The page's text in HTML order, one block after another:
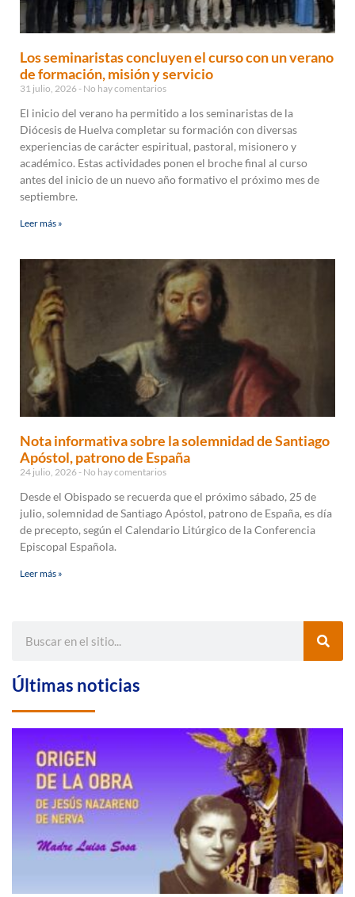
Los seminaristas concluyen el curso con un verano
de formación, misión y servicio
31 julio, 2026 No hay comentarios
El inicio del verano ha permitido a los seminaristas de la
Diócesis de Huelva completar su formación con diversas
experiencias de carácter espiritual, pastoral, misionero y
académico. Estas actividades ponen el broche final al curso
antes del inicio de un nuevo año formativo el próximo mes de
septiembre.
Leer más »
Nota informativa sobre la solemnidad de Santiago
Apóstol, patrono de España
24 julio, 2026 No hay comentarios
Desde el Obispado se recuerda que el próximo sábado, 25 de
julio, solemnidad de Santiago Apóstol, patrono de España, es día
de precepto, según el Calendario Litúrgico de la Conferencia
Episcopal Española.
Leer más »
Últimas noticias